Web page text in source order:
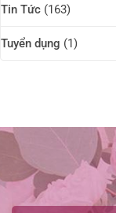
Tin Tức (163)
Tuyển dụng (1)